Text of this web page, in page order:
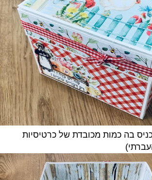
בה כמות מכובדת של כרטיסיות